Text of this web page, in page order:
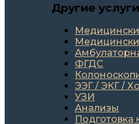
Другие услуги
ФГДС
ЭЭГ / ЭКГ /
УЗИ
Анализы
Подготовка